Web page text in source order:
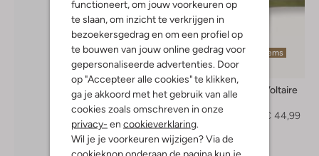
functioneert, om jouw voorkeuren op
te slaan, om inzicht te verkrijgen in
bezoekersgedrag en om een profiel op
te bouwen van jouw online gedrag voor
gepersonaliseerde advertenties. Door
op "Accepteer alle cookies" te klikken,
ga je akkoord met het gebruik van alle
cookies zoals omschreven in onze
privacy- en cookieverklaring.
Wil je je voorkeuren wijzigen? Via de
cookieknop onderaan de pagina kun je
Ontdek de look
Laatste items
-40%
Zadig & Voltaire
€ 44,99